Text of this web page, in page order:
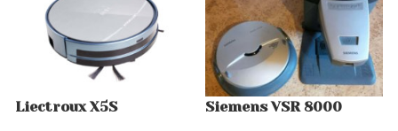
Liectroux X5S Siemens VSR 8000